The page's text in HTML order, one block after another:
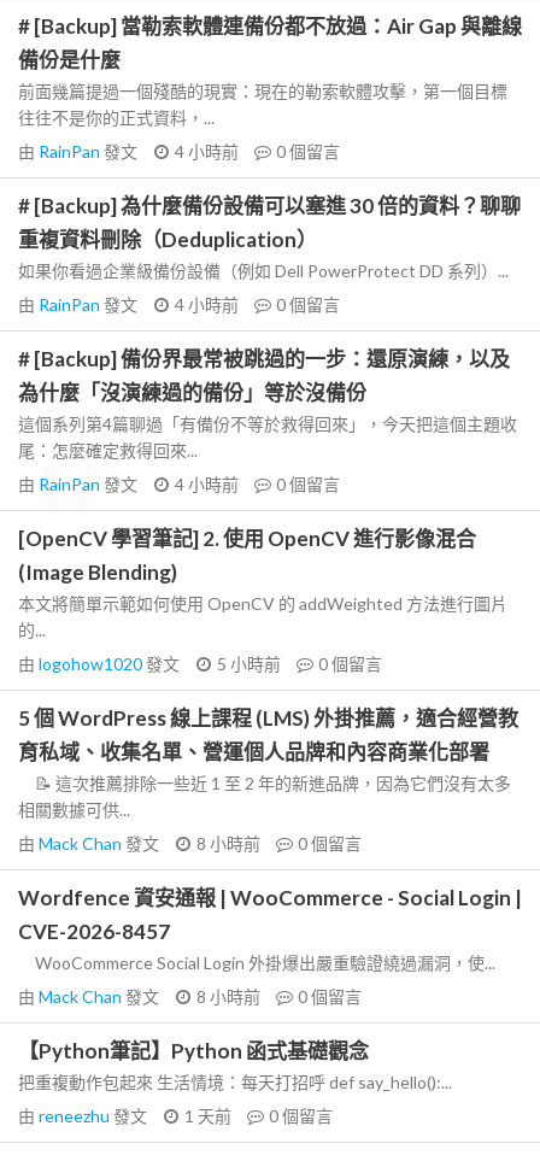
# [Backup] 當勒索軟體連備份都不放過：Air Gap 與離線
備份是什麼
前面幾篇提過一個殘酷的現實：現在的勒索軟體攻擊，第一個目標
往往不是你的正式資料，...
由 RainPan 發文 4 小時前 0個留言
# [Backup] 為什麼備份設備可以塞進 30 倍的資料？聊聊
重複資料刪除（Deduplication）
如果你看過企業級備份設備（例如 Dell PowerProtect DD 系列）...
由 RainPan 發文 4 小時前 0個留言
# [Backup] 備份界最常被跳過的一步：還原演練，以及
為什麼「沒演練過的備份」等於沒備份
這個系列第4篇聊過「有備份不等於救得回來」，今天把這個主題收
尾：怎麼確定救得回來...
由 RainPan 發文 4 小時前 0個留言
[OpenCV 學習筆記] 2. 使用 OpenCV 進行影像混合
(Image Blending)
本文將簡單示範如何使用 OpenCV 的 addWeighted 方法進行圖片
的...
由 logohow1020發文 5 小時前 0個留言
5 個 WordPress 線上課程 (LMS) 外掛推薦，適合經營教
育私域、收集名單、營運個人品牌和內容商業化部署
📝 這次推薦排除一些近 1 至 2 年的新進品牌，因為它們沒有太多
相關數據可供...
由 Mack Chan 發文 8 小時前 0個留言
Wordfence 資安通報 | WooCommerce - Social Login |
CVE-2026-8457
WooCommerce Social Login 外掛爆出嚴重驗證繞過漏洞，使...
由 Mack Chan 發文 8 小時前 0個留言
【Python筆記】Python 函式基礎觀念
把重複動作包起來 生活情境：每天打招呼 def say_hello():...
由 reneezhu 發文 1 天前 0個留言